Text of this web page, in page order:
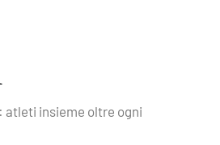
atleti insieme oltre ogni